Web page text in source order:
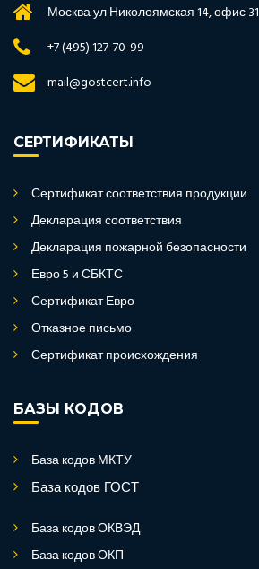
Москва ул Николоямская 14, офис 31
+7 (495) 127-70-99
mail@gostcert.info
СЕРТИФИКАТЫ
Сертификат соответствия продукции
Декларация соответствия
Декларация пожарной безопасности
Евро 5 и СБКТС
Сертификат Евро
Отказное письмо
Сертификат происхождения
БАЗЫ КОДОВ
База кодов МКТУ
База кодов ГОСТ
База кодов ОКВЭД
База кодов ОКП